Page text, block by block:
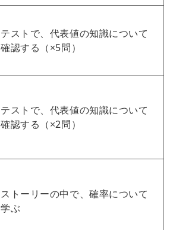
テストで、代表値の知識について
確認する（×5問）
テストで、代表値の知識について
確認する（×2問）
ストーリーの中で、確率について
学ぶ